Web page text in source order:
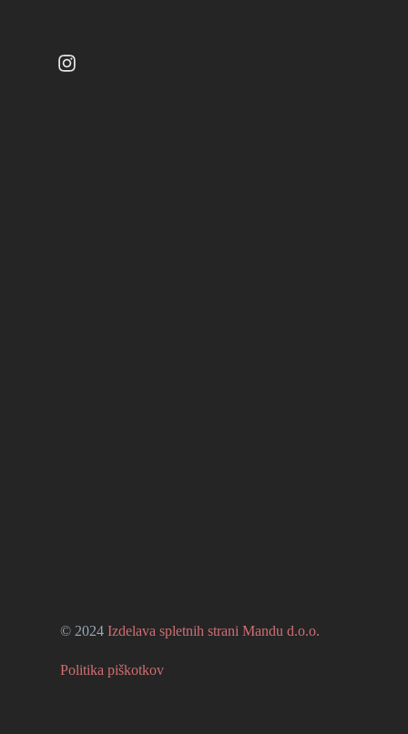
© 2024 Izdelava spletnih strani Mandu d.o.o.
Politika piškotkov